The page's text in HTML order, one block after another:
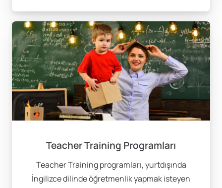
Teacher Training Programları
Teacher Training programları, yurtdışında
İngilizce dilinde öğretmenlik yapmak isteyen